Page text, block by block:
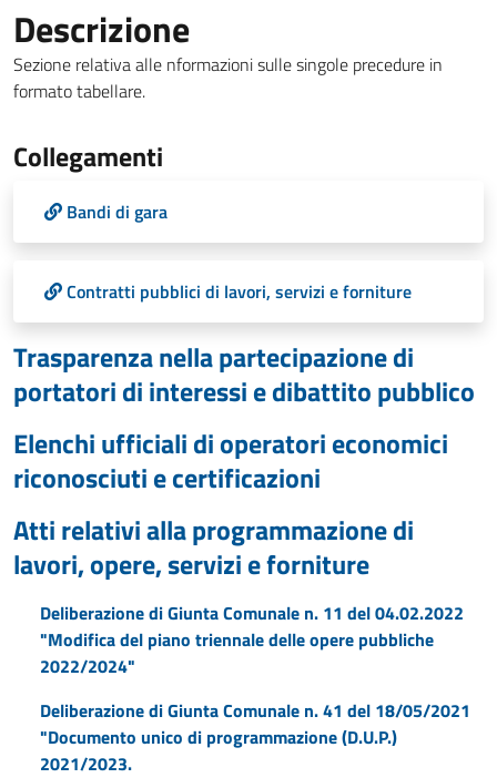
Descrizione
Sezione relativa alle nformazioni sulle singole precedure in
formato tabellare.
Collegamenti
Bandi di gara
Contratti pubblici di lavori, servizi e forniture
Trasparenza nella partecipazione di
portatori di interessi e dibattito pubblico
Elenchi ufficiali di operatori economici
riconosciuti e certificazioni
Atti relativi alla programmazione di
lavori, opere, servizi e forniture
Deliberazione di Giunta Comunale n. 11 del 04.02.2022
"Modifica del piano triennale delle opere pubbliche
2022/2024"
Deliberazione di Giunta Comunale n. 41 del 18/05/2021
"Documento unico di programmazione (D.U.P.)
2021/2023.